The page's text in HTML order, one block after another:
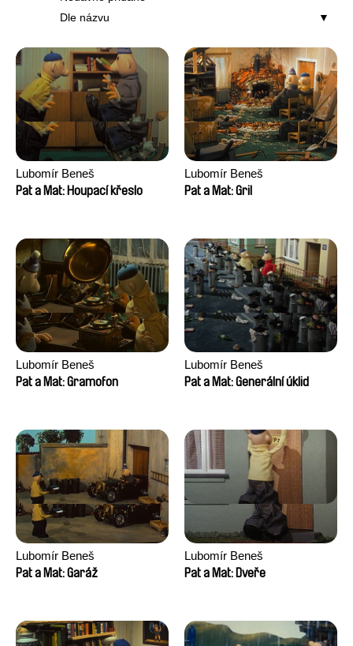
Dle názvu
Lubomír Beneš
Pat a Mat: Houpací křeslo
Lubomír Beneš
Pat a Mat: Gril
Lubomír Beneš
Pat a Mat: Gramofon
Lubomír Beneš
Pat a Mat: Generální úklid
Lubomír Beneš
Pat a Mat: Garáž
Lubomír Beneš
Pat a Mat: Dveře